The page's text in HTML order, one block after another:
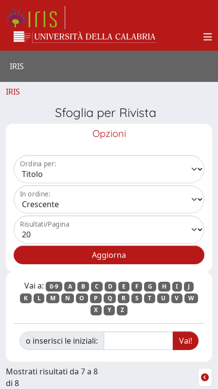
IRIS
IRIS
Sfoglia per Rivista
Opzioni
Ordina per:
In ordine:
Risultati/Pagina
Vai a: 0-9 A B C D E F G H I
J
K
L M N O P Q R S T U V
W
X
Y Z
o inserisci le iniziali:
Mostrati risultati da 7 a 8
di 8